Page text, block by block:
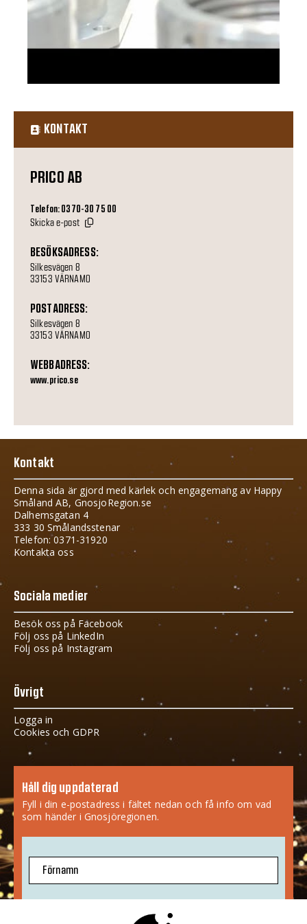
KONTAKT
PRICO AB
Telefon: 0370-30 75 00
Skicka e-post
BESÖKSADRESS:
Silkesvägen 8
33153 VÄRNAMO
POSTADRESS:
Silkesvägen 8
33153 VÄRNAMO
WEBBADRESS:
www.prico.se
Kontakt
Denna sida är gjord med kärlek och engagemang av Happy
Småland AB, GnosjoRegion.se
Dalhemsgatan 4
333 30 Smålandsstenar
Telefon: 0371-31920
Kontakta oss
Sociala medier
Besök oss på Facebook
Följ oss på LinkedIn
Följ oss på Instagram
Övrigt
Logga in
Cookies och GDPR
Håll dig uppdaterad
Fyll i din e-postadress i fältet nedan och få info om vad
som händer i Gnosjöregionen.
Förnamn